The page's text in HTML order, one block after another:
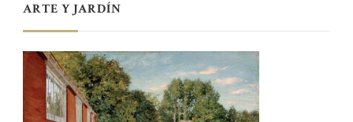
ARTE Y JARDÍN